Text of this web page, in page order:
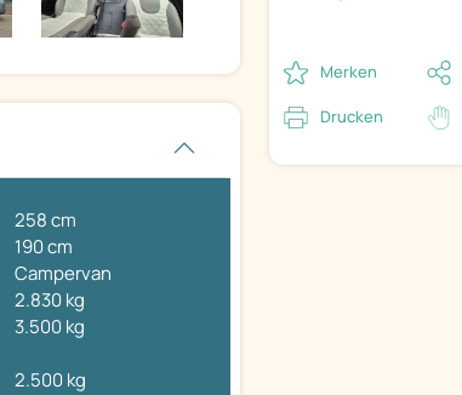
258 cm
190 cm
Campervan
2.830 kg
3.500 kg
2.500 kg
Merken
Drucken